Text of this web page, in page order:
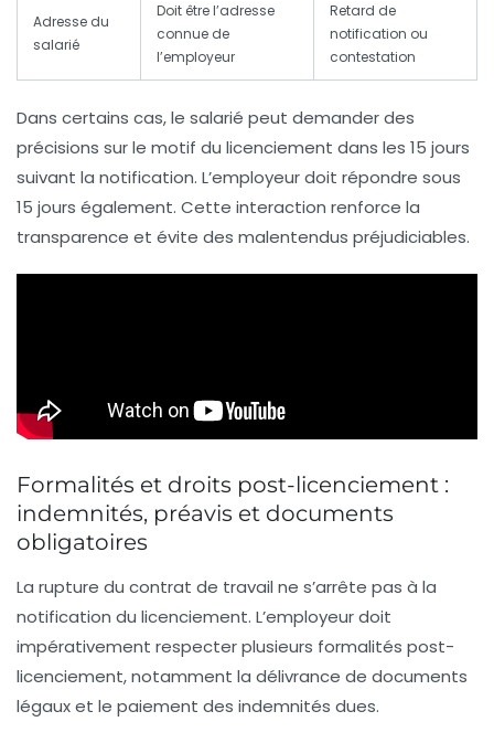
Adresse du
salarié
Doit être l’adresse
connue de
l’employeur
Retard de
notification ou
contestation
Dans certains cas, le salarié peut demander des
précisions sur le motif du licenciement dans les 15 jours
suivant la notification. L’employeur doit répondre sous
15 jours également. Cette interaction renforce la
transparence et évite des malentendus préjudiciables.
Formalités et droits post-licenciement :
indemnités, préavis et documents
obligatoires
La rupture du contrat de travail ne s’arrête pas à la
notification du licenciement. L’employeur doit
impérativement respecter plusieurs formalités post-
licenciement, notamment la délivrance de documents
légaux et le paiement des indemnités dues.